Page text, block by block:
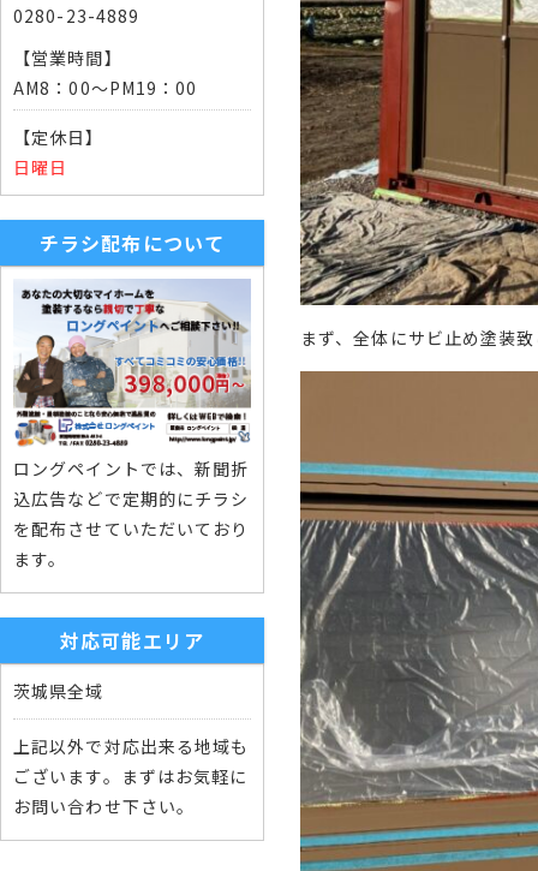
まず、全体にサビ止め塗装
0280-23-4889
【営業時間】
AM8：00～PM19：00
【定休日】
日曜日
チラシ配布について
ロングペイントでは、新聞折
込広告などで定期的にチラシ
を配布させていただいており
ます。
対応可能エリア
茨城県全域
上記以外で対応出来る地域も
ございます。まずはお気軽に
お問い合わせ下さい。